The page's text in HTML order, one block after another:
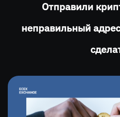
Отправили
неправильный